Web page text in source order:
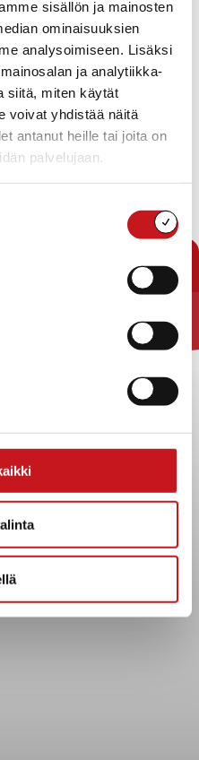
sisällön ja mainosten
ominaisuuksien
analysoimiseen. Lisäksi
ja analytiikka-
siitä, miten käytät
voivat yhdistää näitä
antanut heille tai joita on
palvelujaan.
Etsi
aja
Näkymät
navigointi
Etsi
ShowLista
Seuraavat